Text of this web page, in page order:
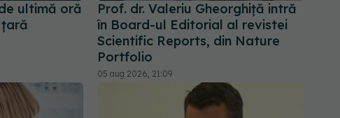
ultimă oră
Prof. dr. Valeriu Gheorghiță intră
în Board-ul Editorial al revistei
Scientific Reports, din Nature
Portfolio
05 aug 2026, 21:09